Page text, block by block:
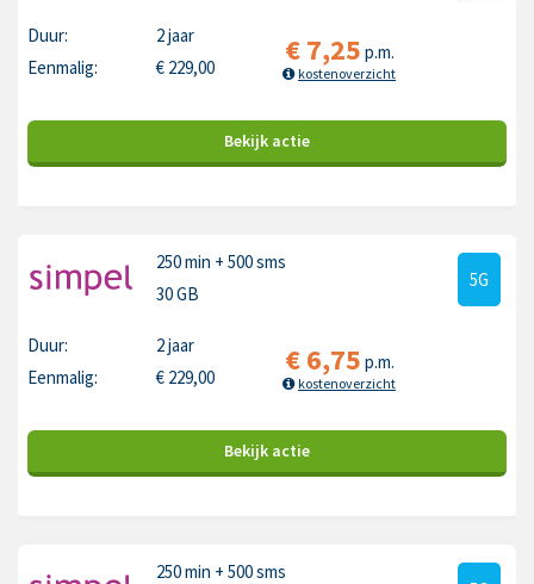
Duur:
2 jaar
Eenmalig:
€ 229,00 €7,25 p.m.
kostenoverzicht
Bekijk actie
250 min + 500 sms
30 GB
5G
Duur:
2 jaar
Eenmalig:
€ 229,00 €6,75 p.m.
kostenoverzicht
Bekijk actie
250 min + 500 sms